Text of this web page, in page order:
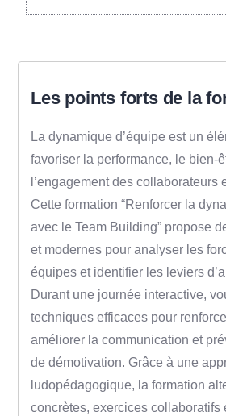
Les points forts de la
La dynamique d’équipe est un
favoriser la performance, le bien-
l’engagement des collaborateurs
Cette formation “Renforcer la
avec le Team Building” propose
et modernes pour analyser les
équipes et identifier les leviers
Durant une journée interactive,
techniques efficaces pour
améliorer la communication et
de démotivation. Grâce à une
ludopédagogique, la formation
concrètes, exercices collaboratifs